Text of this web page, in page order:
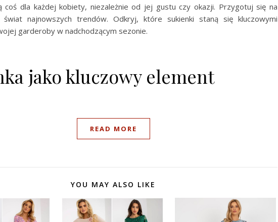
coś dla każdej kobiety, niezależnie od jej gustu czy okazji. Przygotuj się na
najnowszych trendów. Odkryj, które sukienki staną się kluczowymi
garderoby w nadchodzącym sezonie.
jako kluczowy element
READ MORE
YOU MAY ALSO LIKE